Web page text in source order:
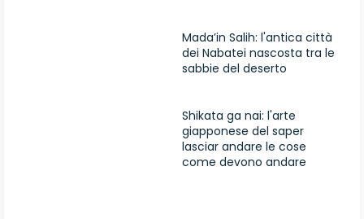
Mada’in Salih: l'antica città
dei Nabatei nascosta tra le
sabbie del deserto
Shikata ga nai: l'arte
giapponese del saper
lasciar andare le cose
come devono andare